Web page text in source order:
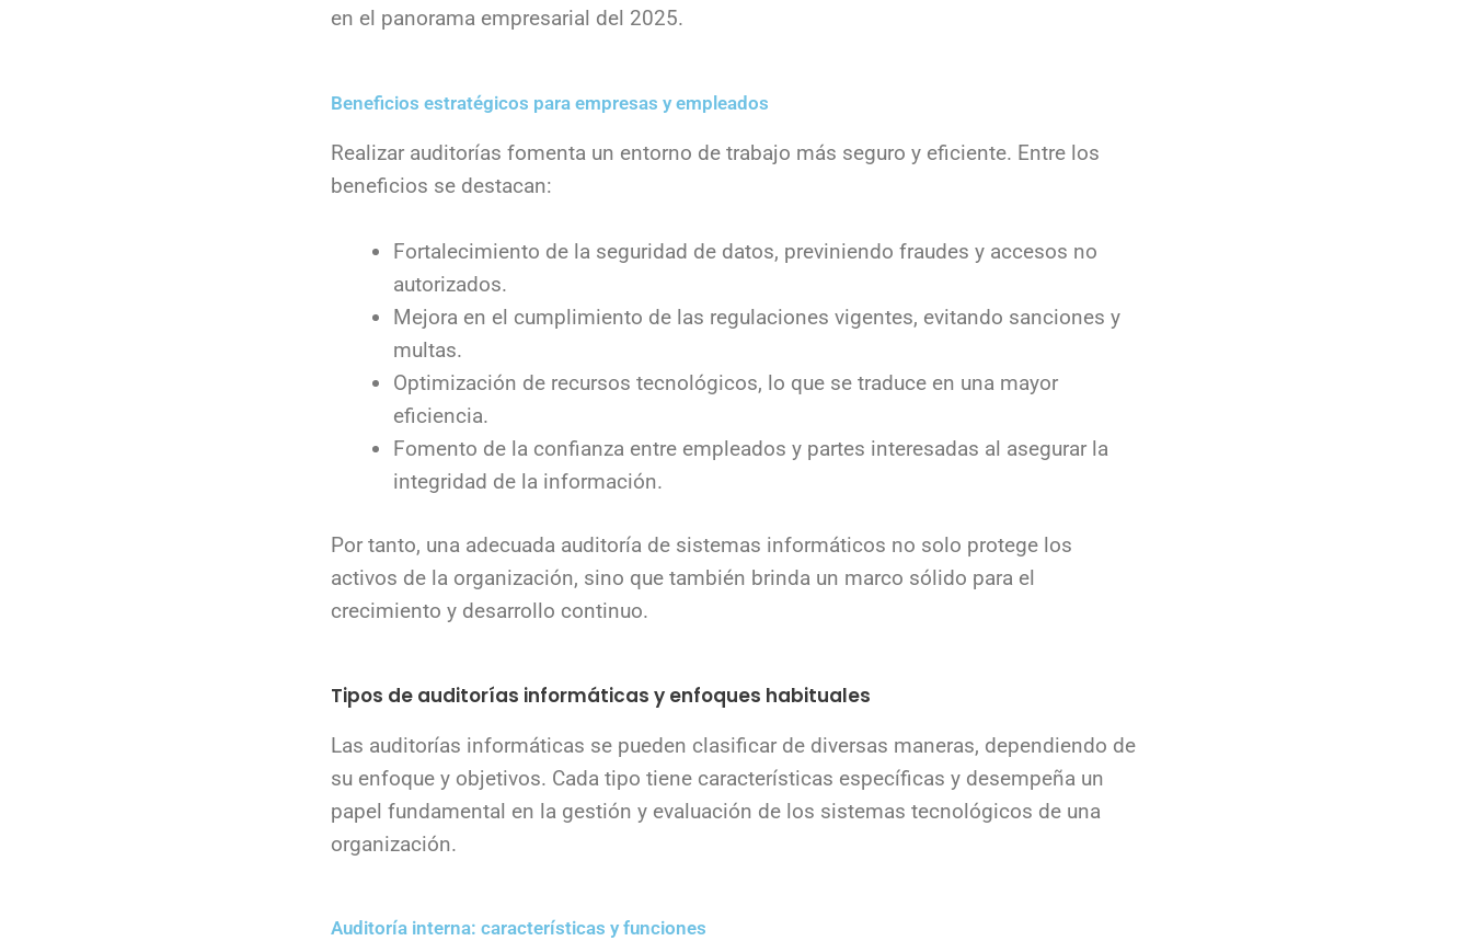
en el panorama empresarial del 2025.
Beneficios estratégicos para empresas y empleados
Realizar auditorías fomenta un entorno de trabajo más seguro y eficiente. Entre los
beneficios se destacan:
Fortalecimiento de la seguridad de datos, previniendo fraudes y accesos no
autorizados.
Mejora en el cumplimiento de las regulaciones vigentes, evitando sanciones y
multas.
Optimización de recursos tecnológicos, lo que se traduce en una mayor
eficiencia.
Fomento de la confianza entre empleados y partes interesadas al asegurar la
integridad de la información.
Por tanto, una adecuada auditoría de sistemas informáticos no solo protege los
activos de la organización, sino que también brinda un marco sólido para el
crecimiento y desarrollo continuo.
Tipos de auditorías informáticas y enfoques habituales
Las auditorías informáticas se pueden clasificar de diversas maneras, dependiendo de
su enfoque y objetivos. Cada tipo tiene características específicas y desempeña un
papel fundamental en la gestión y evaluación de los sistemas tecnológicos de una
organización.
Auditoría interna: características y funciones